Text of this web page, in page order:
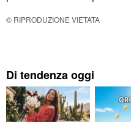
© RIPRODUZIONE VIETATA
Di tendenza oggi